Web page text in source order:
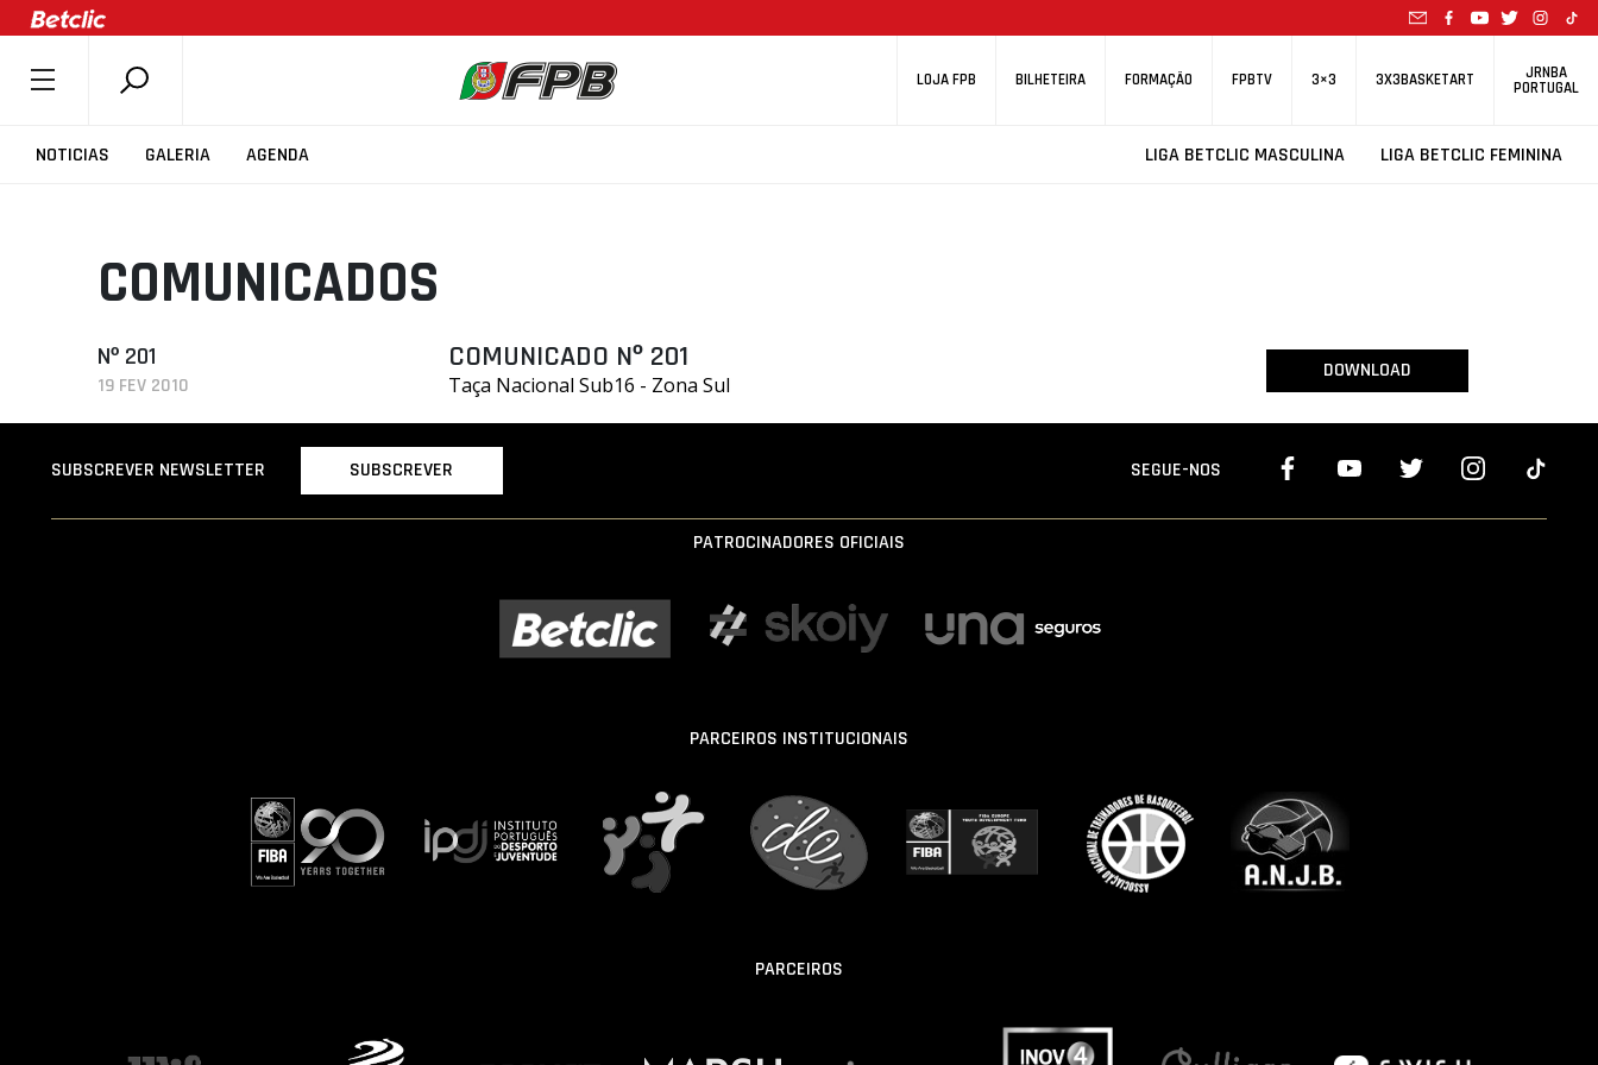
LOJA FPB BILHETEIRA FORMAÇÃO FPBTV 3×3 3X3BASKETART JRNBA
PORTUGAL
NOTICIAS GALERIA AGENDA LIGA BETCLIC MASCULINA LIGA BETCLIC FEMININA
SOBRE A FPB
COMPETIÇÕES
ASSOCIAÇÕES
CLUBES
AGENTES
SELEÇÕES
MINIBASQUETE
COMUNICADOS
Nº 201
19 FEV 2010
COMUNICADO Nº 201
Taça Nacional Sub16 - Zona Sul
DOWNLOAD
SUBSCREVER NEWSLETTER SUBSCREVER SEGUE-NOS
PATROCINADORES OFICIAIS
PARCEIROS INSTITUCIONAIS
PARCEIROS